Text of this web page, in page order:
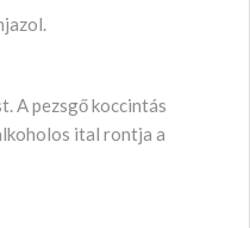
A pezsgő koccintás
ital rontja a